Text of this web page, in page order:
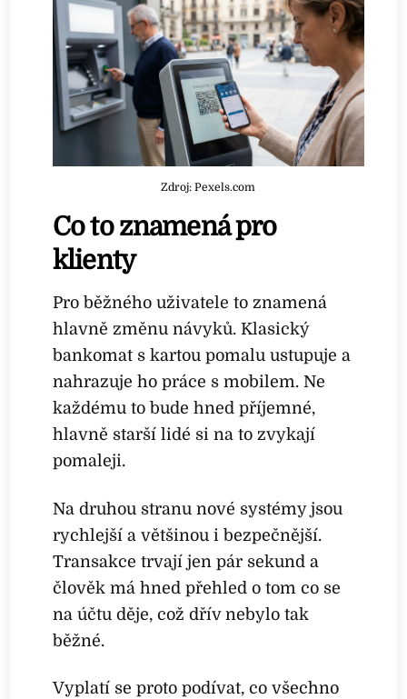
Zdroj: Pexels.com
Co to znamená pro
klienty
Pro běžného uživatele to znamená
hlavně změnu návyků. Klasický
bankomat s kartou pomalu ustupuje a
nahrazuje ho práce s mobilem. Ne
každému to bude hned příjemné,
hlavně starší lidé si na to zvykají
pomaleji.
Na druhou stranu nové systémy jsou
rychlejší a většinou i bezpečnější.
Transakce trvají jen pár sekund a
člověk má hned přehled o tom co se
na účtu děje, což dřív nebylo tak
běžné.
Vyplatí se proto podívat, co všechno